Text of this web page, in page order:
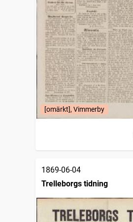
[omärkt], Vimmerby
1869-06-04
Trelleborgs tidning